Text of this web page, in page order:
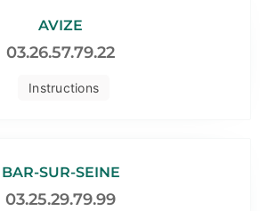
Instructions
AVIZE
03.26.57.79.22
BAR-SUR-SEINE
03.25.29.79.99